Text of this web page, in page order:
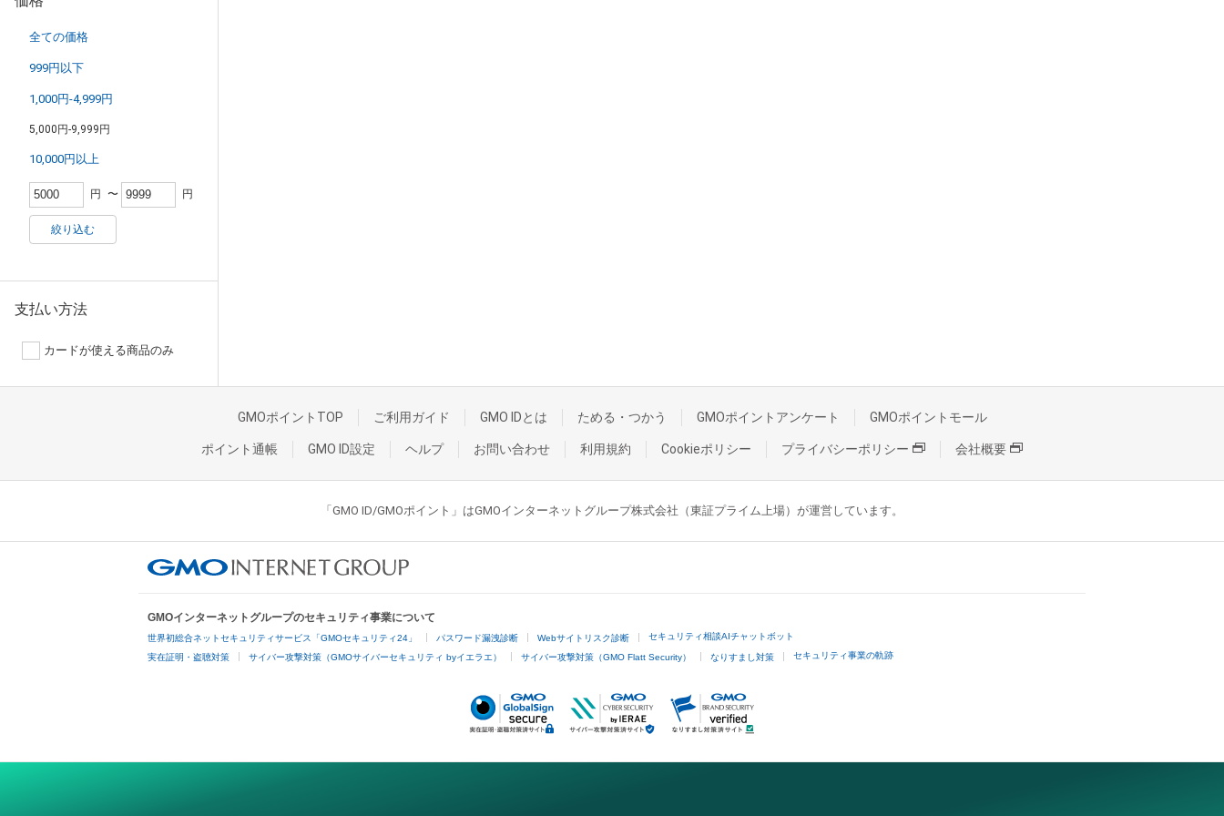
全ての価格
999円以下
1,000円-4,999円
5,000円-9,999円
10,000円以上
円 〜 円
絞り込む
支払い方法
カードが使える商品のみ
GMOポイントTOP ご利用ガイド GMO IDとは ためる・つかう GMOポイントアンケート GMOポイントモール
ポイント通帳 GMO ID設定 ヘルプ お問い合わせ 利用規約 Cookieポリシー プライバシーポリシー 会社概要
「GMO ID/GMOポイント」はGMOインターネットグループ株式会社（東証プライム上場）が運営しています。
GMOインターネットグループのセキュリティ事業について
世界初総合ネットセキュリティサービス「GMOセキュリティ24」 パスワード漏洩診断 Webサイトリスク診断 セキュリティ相談AIチャットボット
実在証明・盗聴対策 サイバー攻撃対策（GMOサイバーセキュリティ byイエラエ） サイバー攻撃対策（GMO Flatt Security） なりすまし対策 セキュリティ事業の軌跡